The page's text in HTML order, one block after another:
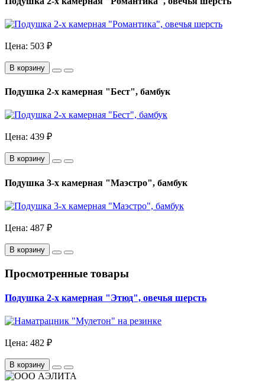
Цена: 503 ₽
В корзину
Подушка 2-х камерная "Бест", бамбук
Цена: 439 ₽
В корзину
Подушка 3-х камерная "Маэстро", бамбук
Цена: 487 ₽
В корзину
Просмотренные товары
Подушка 2-х камерная "Этюд", овечья шерсть
Цена: 482 ₽
В корзину